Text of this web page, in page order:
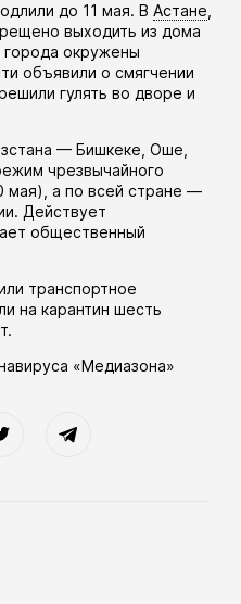
до 11 мая. В Астане
выходить из дома
окружены
объявили о смягчении
гулять во дворе и
— Бишкеке, Оше,
чрезвычайного
мая), а по всей стране —
Действует
общественный
транспортное
на карантин шесть
«Медиазона»